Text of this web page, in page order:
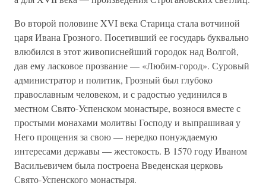
Во второй половине XVI века Старица стала вотчиной
царя Ивана Грозного. Посетивший ее государь буквально
влюбился в этот живописнейший городок над Волгой,
дав ему ласковое прозвание — «Любим-город». Суровый
администратор и политик, Грозный был глубоко
православным человеком, и с радостью уединился в
местном Свято-Успенском монастыре, вознося вместе с
простыми монахами молитвы Господу и выпрашивая у
Него прощения за свою — нередко понуждаемую
интересами державы — жестокость. В 1570 году Иваном
Васильевичем была построена Введенская церковь
Свято-Успенского монастыря.